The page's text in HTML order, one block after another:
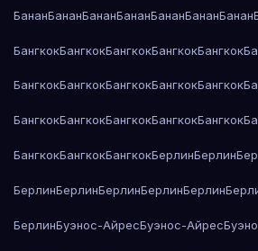
БананБананБананБананБананБананБанан
БангкокБангкокБангкокБангкокБангкок
БангкокБангкокБангкокБангкокБангкок
БангкокБангкокБангкокБангкокБангкок
БангкокБангкокБангкокБерлинБерлин
БерлинБерлинБерлинБерлинБерлин
БерлинБуэнос-АйресБуэнос-Айрес